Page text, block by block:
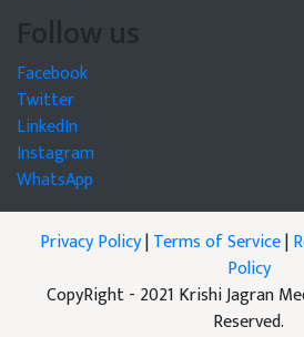
Follow us
Facebook
Twitter
LinkedIn
Instagram
WhatsApp
Privacy Policy|Terms of Service|
Policy
CopyRight - 2021 Krishi Jagran
Reserved.